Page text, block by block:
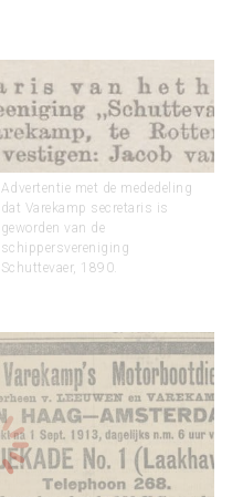
Advertentie met de mededeling
dat Varekamp secretaris is
geworden van de
schippersvereniging
Schuttevaer, 1890.